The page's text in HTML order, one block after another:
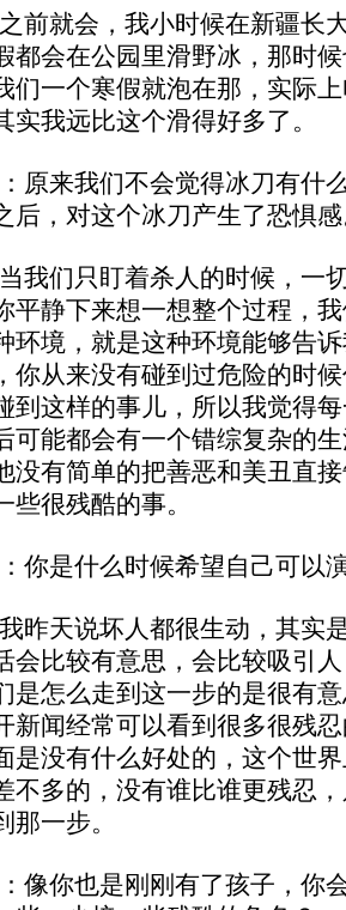
前就会，我小时候在新疆长
都会在公园里滑野冰，那时
们一个寒假就泡在那，实际
实我远比这个滑得好多了。
原来我们不会觉得冰刀有什
后，对这个冰刀产生了恐惧
我们只盯着杀人的时候，一
平静下来想一想整个过程，
环境，就是这种环境能够告
你从来没有碰到过危险的时
到这样的事儿，所以我觉得
可能都会有一个错综复杂的
没有简单的把善恶和美丑直
些很残酷的事。
你是什么时候希望自己可以
昨天说坏人都很生动，其实
会比较有意思，会比较吸引
是怎么走到这一步的是很有
新闻经常可以看到很多很残
是没有什么好处的，这个世
不多的，没有谁比谁更残忍
那一步。
像你也是刚刚有了孩子，你